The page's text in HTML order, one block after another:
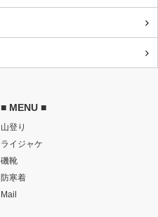
■ MENU ■
山登り
ライジャケ
磯靴
防寒着
Mail